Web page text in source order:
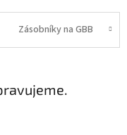
Zásobníky na GBB